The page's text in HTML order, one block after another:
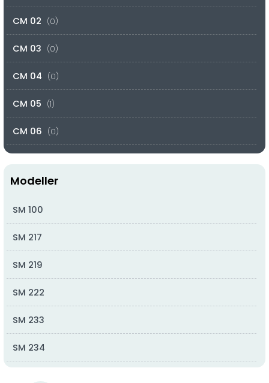
CM 02 (0)
CM 03 (0)
CM 04 (0)
CM 05 (1)
CM 06 (0)
CM 08 (0)
CM 09
CM 10
CM 11 (0)
CM 12
CM 13
CM 14
Modeller
SM 100
SM 217
SM 219
SM 222
SM 233
SM 234